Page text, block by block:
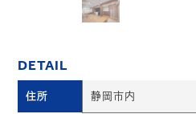
DETAIL
住所 静岡市内